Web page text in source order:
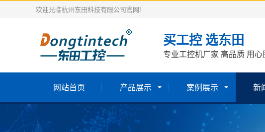
欢迎光临杭州东田科技有限公司官网！
买工控 选东田
专业工控机厂家 高品质 用心
网站首页 产品展示 案例展示 新